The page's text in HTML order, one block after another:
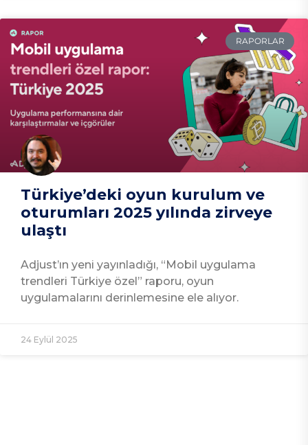
RAPORLAR
Türkiye’deki oyun kurulum ve
oturumları 2025 yılında zirveye
ulaştı
Adjust’ın yeni yayınladığı, “Mobil uygulama
trendleri Türkiye özel” raporu, oyun
uygulamalarını derinlemesine ele alıyor.
24 Eylül 2025